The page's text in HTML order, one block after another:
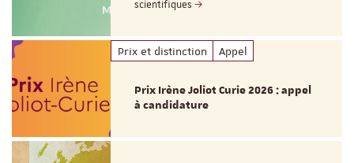
scientifiques
Prix et distinction Appel
Prix Irène Joliot Curie 2026 : appel
à candidature